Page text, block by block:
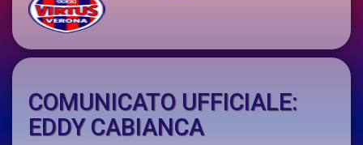
COMUNICATO UFFICIALE:
EDDY CABIANCA